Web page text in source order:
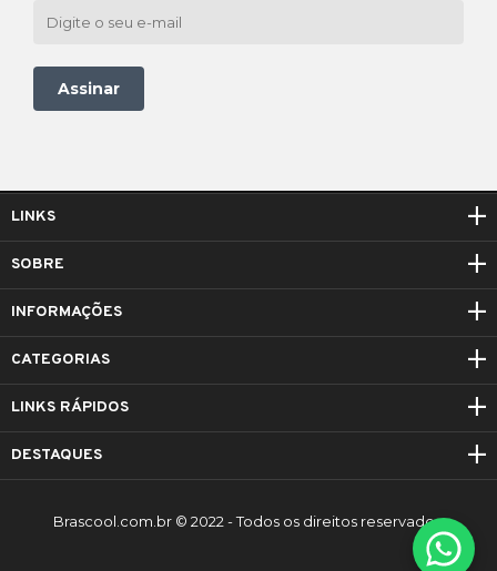
Assinar
LINKS
SOBRE
INFORMAÇÕES
CATEGORIAS
LINKS RÁPIDOS
DESTAQUES
Brascool.com.br © 2022 - Todos os direitos reservados.